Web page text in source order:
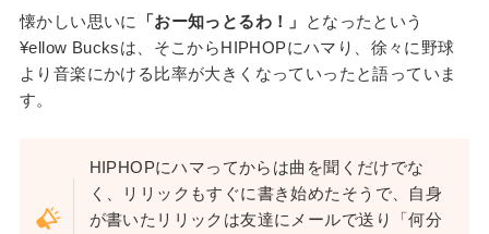
懐かしい思いに 「おー知っとるわ！」
となったという
¥ellow Bucksは、そこからHIPHOPにハマり、徐々に野球
より音楽にかける比率が大きくなっていったと語っていま
す。
HIPHOPにハマってからは曲を聞くだけでな
く、リリックもすぐに書き始めたそうで、自身
が書いたリリックは友達にメールで送り「何分